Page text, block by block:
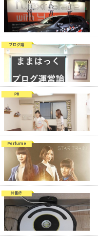
ブログ論
PR
Perfume
共働き